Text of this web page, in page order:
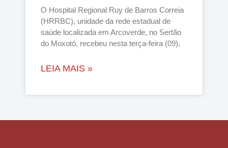
O Hospital Regional Ruy de Barros Correia
(HRRBC), unidade da rede estadual de
saúde localizada em Arcoverde, no Sertão
do Moxotó, recebeu nesta terça-feira (09),
LEIA MAIS »